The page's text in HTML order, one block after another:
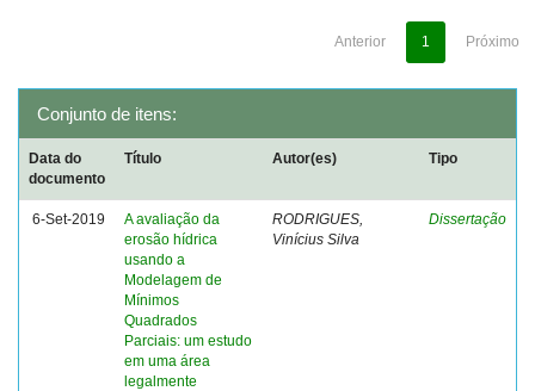
Anterior 1 Próximo
Conjunto de itens:
Data do
documento
Título Autor(es) Tipo
6-Set-2019
A avaliação da
erosão hídrica
usando a
Modelagem de
Mínimos
Quadrados
Parciais: um estudo
em uma área
legalmente
RODRIGUES,
Vinícius Silva
Dissertação